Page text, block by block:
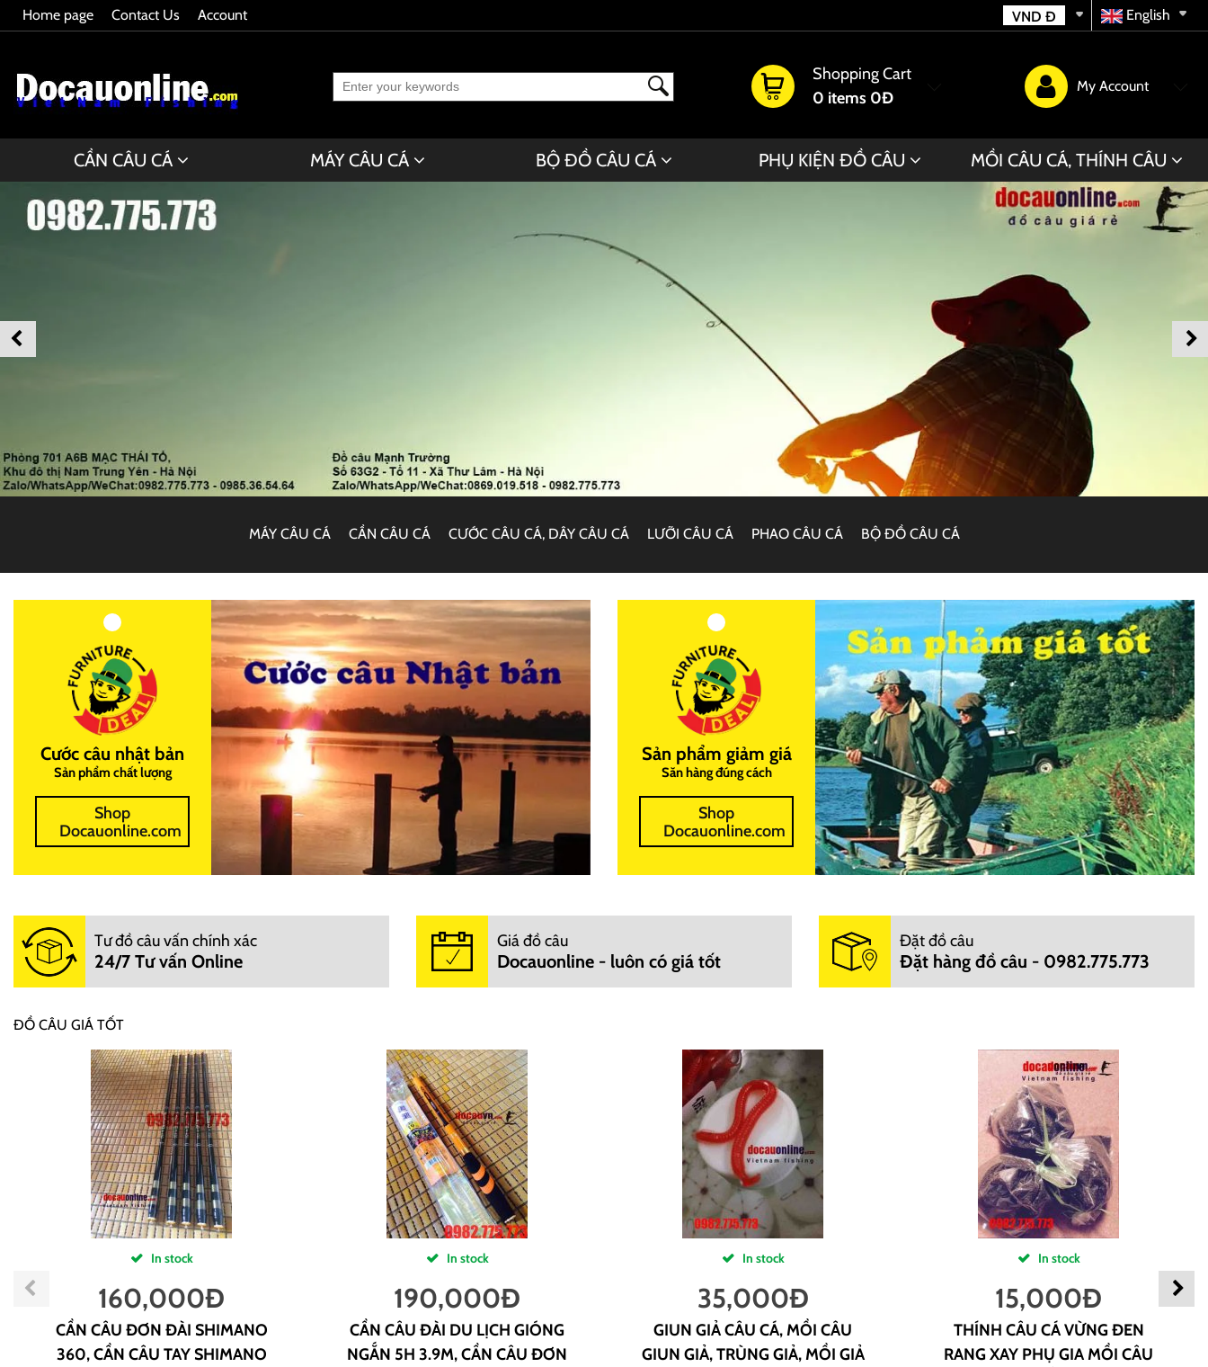
Home page Contact Us Account English
VND Đ
Shopping Cart
0 items 0Đ
My Account
CẦN CÂU CÁ MÁY CÂU CÁ BỘ ĐỒ CÂU CÁ PHỤ KIỆN ĐỒ CÂU MỒI CÂU CÁ, THÍNH CÂU
MÁY CÂU CÁ CẦN CÂU CÁ CƯỚC CÂU CÁ, DÂY CÂU CÁ LƯỠI CÂU CÁ PHAO CÂU CÁ BỘ ĐỒ CÂU CÁ
Cước câu nhật bản
Sản phẩm chất lượng
Shop
Docauonline.com
Sản phẩm giảm giá
Săn hàng đúng cách
Shop
Docauonline.com
Tư đồ câu vấn chính xác
24/7 Tư vấn Online
Giá đồ câu
Docauonline - luôn có giá tốt
Đặt đồ câu
Đặt hàng đồ câu - 0982.775.773
ĐỒ CÂU GIÁ TỐT
In stock
160,000Đ
CẦN CÂU ĐƠN ĐÀI SHIMANO
360, CẦN CÂU TAY SHIMANO
In stock
190,000Đ
CẦN CÂU ĐÀI DU LỊCH GIÓNG
NGẮN 5H 3.9M, CẦN CÂU ĐƠN
In stock
35,000Đ
GIUN GIẢ CÂU CÁ, MỒI CÂU
GIUN GIẢ, TRÙNG GIẢ, MỒI GIẢ
In stock
15,000Đ
THÍNH CÂU CÁ VỪNG ĐEN
RANG XAY PHỤ GIA MỒI CÂU